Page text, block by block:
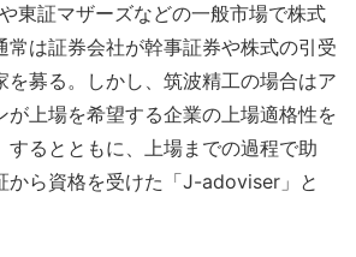
東証マザーズなどの一般市場で株式
常は証券会社が幹事証券や株式の引受
を募る。しかし、筑波精工の場合はア
が上場を希望する企業の上場適格性を
するとともに、上場までの過程で助
から資格を受けた「J-adoviser」と